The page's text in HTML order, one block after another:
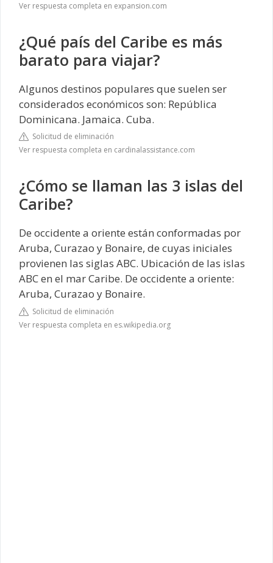
Ver respuesta completa en expansion.com
¿Qué país del Caribe es más
barato para viajar?
Algunos destinos populares que suelen ser
considerados económicos son: República
Dominicana. Jamaica. Cuba.
Solicitud de eliminación
Ver respuesta completa en cardinalassistance.com
¿Cómo se llaman las 3 islas del
Caribe?
De occidente a oriente están conformadas por
Aruba, Curazao y Bonaire, de cuyas iniciales
provienen las siglas ABC. Ubicación de las islas
ABC en el mar Caribe. De occidente a oriente:
Aruba, Curazao y Bonaire.
Solicitud de eliminación
Ver respuesta completa en es.wikipedia.org